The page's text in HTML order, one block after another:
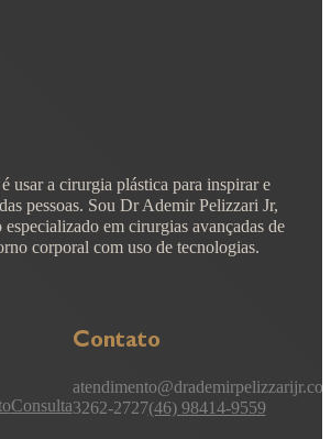
usar a cirurgia plástica para inspirar e
pessoas. Sou Dr Ademir Pelizzari Jr,
em cirurgias avançadas de
corporal com uso de tecnologias.
Consulta
Contato
3262-2727(46) 98414-9559